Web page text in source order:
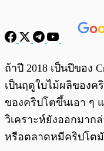
พร้อมเล่น
ถ้าปี 2018 เป็นปีของ
เป็นฤดูใบไม้ผลิของค
ของคริปโตขึ้นเอา ๆ
วิเคราะห์ยังออกมาก
หรือตลาดหมีคริปโต